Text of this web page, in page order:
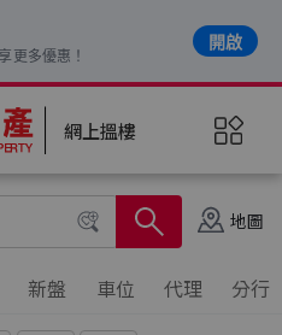
網上搵樓
地圖
新盤 車位 代理 分行
更多優惠！
開啟